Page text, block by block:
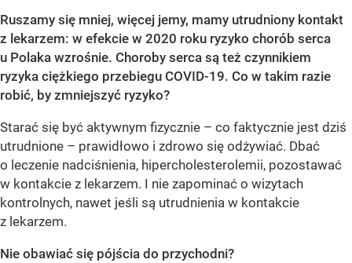
Ruszamy się mniej, więcej jemy, mamy utrudniony kontakt
z lekarzem: w efekcie w 2020 roku ryzyko chorób serca
u Polaka wzrośnie. Choroby serca są też czynnikiem
ryzyka ciężkiego przebiegu COVID-19. Co w takim razie
robić, by zmniejszyć ryzyko?
Starać się być aktywnym fizycznie – co faktycznie jest dziś
utrudnione – prawidłowo i zdrowo się odżywiać. Dbać
o leczenie nadciśnienia, hipercholesterolemii, pozostawać
w kontakcie z lekarzem. I nie zapominać o wizytach
kontrolnych, nawet jeśli są utrudnienia w kontakcie
z lekarzem.
Nie obawiać się pójścia do przychodni?